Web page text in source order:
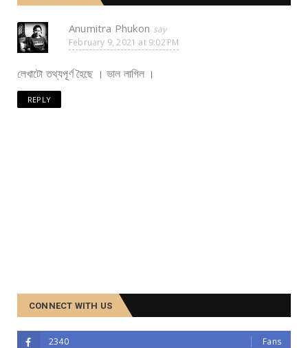
Anumitra Phukon
February 9, 2021 at 9:02 PM
লেখাটো তথ্যপূৰ্ণ হৈছে । ভাল লাগিল ।
REPLY
CONNECT WITH US
2340 Fans